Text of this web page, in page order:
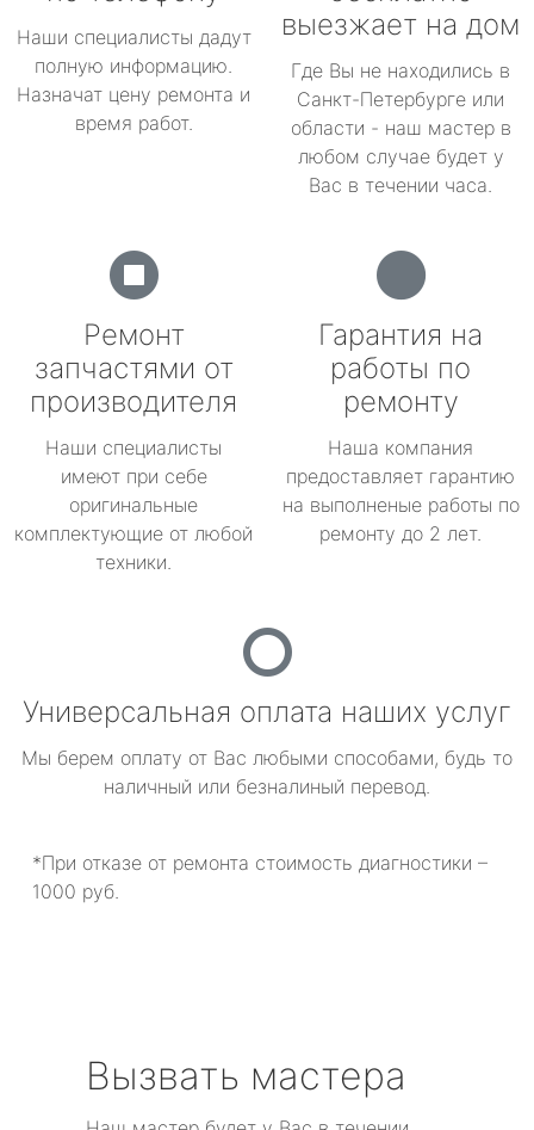
Наши специалисты дадут
полную информацию.
Назначат цену ремонта и
время работ.
выезжает на дом
Где Вы не находились в
Санкт-Петербурге или
области - наш мастер в
любом случае будет у
Вас в течении часа.
Ремонт
запчастями от
производителя
Наши специалисты
имеют при себе
оригинальные
комплектующие от любой
техники.
Гарантия на
работы по
ремонту
Наша компания
предоставляет гарантию
на выполненые работы по
ремонту до 2 лет.
Универсальная оплата наших услуг
Мы берем оплату от Вас любыми способами, будь то
наличный или безналиный перевод.
*При отказе от ремонта стоимость диагностики –
1000 руб.
Вызвать мастера